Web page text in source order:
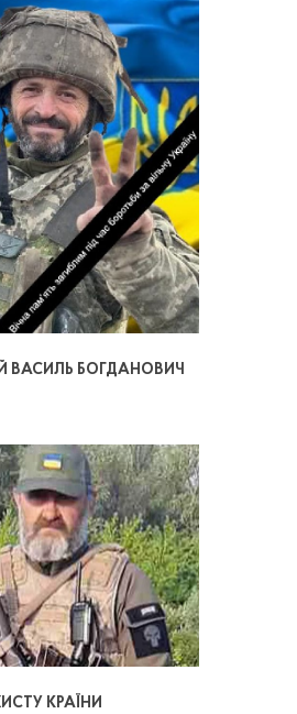
ВАСИЛЬ БОГДАНОВИЧ
КРАЇНИ